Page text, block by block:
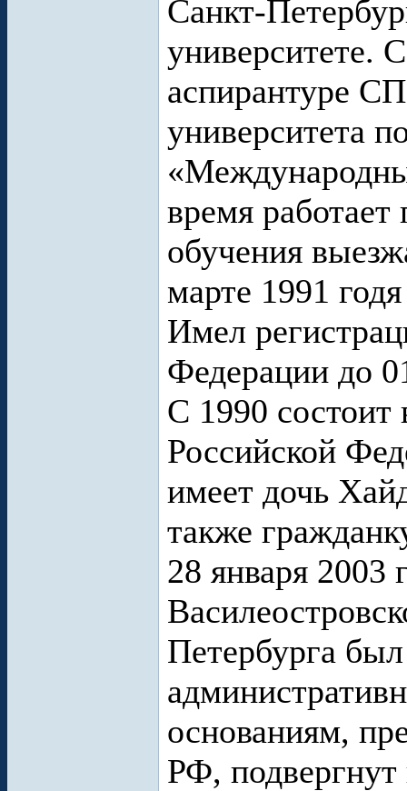
Санкт-
университете.
аспирантуре
университета
время
обучения
марте 1991
Имел
Федерации до
С 1990 состоит
Российской
имеет дочь
также
28 января 2003
Петербурга
основаниям,
РФ, подвергнут